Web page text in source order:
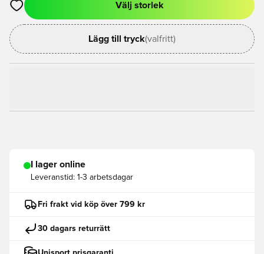
Öppnar en Modal för att logga in eller registrera dig som
Välj storlek
Lägg till tryck(valfritt)
I lager online
Leveranstid: 1-3 arbetsdagar
Fri frakt vid köp över 799 kr
30 dagars returrätt